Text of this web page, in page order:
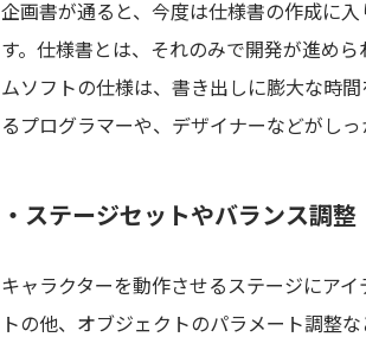
企画書が通ると、今度は仕様書の作成に
す。仕様書とは、それのみで開発が進め
ムソフトの仕様は、書き出しに膨大な時
るプログラマーや、デザイナーなどがし
・ステージセットやバランス調整
キャラクターを動作させるステージにア
トの他、オブジェクトのパラメート調整